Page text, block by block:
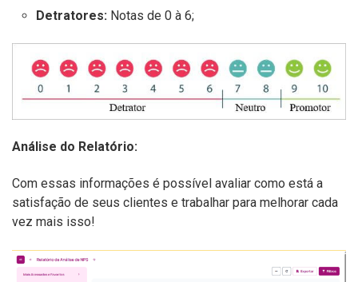
Detratores: Notas de 0 à 6;
Análise do Relatório:
Com essas informações é possível avaliar como está a
satisfação de seus clientes e trabalhar para melhorar cada
vez mais isso!